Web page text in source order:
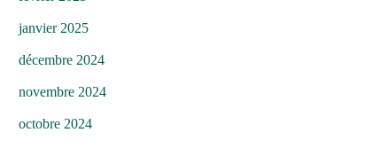
janvier 2025
décembre 2024
novembre 2024
octobre 2024